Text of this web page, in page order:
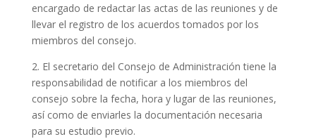
encargado de redactar las actas de las reuniones y de
llevar el registro de los acuerdos tomados por los
miembros del consejo.
2. El secretario del Consejo de Administración tiene la
responsabilidad de notificar a los miembros del
consejo sobre la fecha, hora y lugar de las reuniones,
así como de enviarles la documentación necesaria
para su estudio previo.